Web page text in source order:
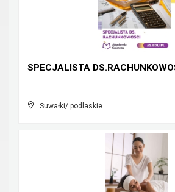
Suwałki/ podlaskie